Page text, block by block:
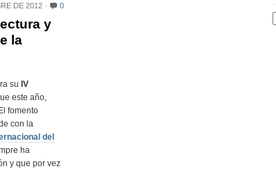
DE 2012 0
y
la
su IV
este año,
fomento
con la
del
ha
y que por vez